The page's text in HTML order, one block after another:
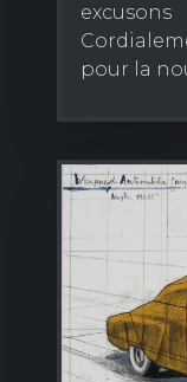
pour la